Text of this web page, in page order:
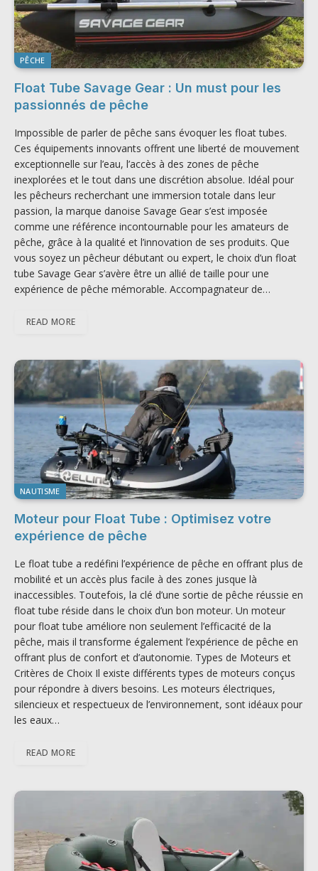
PÊCHE
Float Tube Savage Gear : Un must pour les
passionnés de pêche
Impossible de parler de pêche sans évoquer les float tubes.
Ces équipements innovants offrent une liberté de mouvement
exceptionnelle sur l’eau, l’accès à des zones de pêche
inexplorées et le tout dans une discrétion absolue. Idéal pour
les pêcheurs recherchant une immersion totale dans leur
passion, la marque danoise Savage Gear s’est imposée
comme une référence incontournable pour les amateurs de
pêche, grâce à la qualité et l’innovation de ses produits. Que
vous soyez un pêcheur débutant ou expert, le choix d’un float
tube Savage Gear s’avère être un allié de taille pour une
expérience de pêche mémorable. Accompagnateur de…
READ MORE
NAUTISME
Moteur pour Float Tube : Optimisez votre
expérience de pêche
Le float tube a redéfini l’expérience de pêche en offrant plus de
mobilité et un accès plus facile à des zones jusque là
inaccessibles. Toutefois, la clé d’une sortie de pêche réussie en
float tube réside dans le choix d’un bon moteur. Un moteur
pour float tube améliore non seulement l’efficacité de la
pêche, mais il transforme également l’expérience de pêche en
offrant plus de confort et d’autonomie. Types de Moteurs et
Critères de Choix Il existe différents types de moteurs conçus
pour répondre à divers besoins. Les moteurs électriques,
silencieux et respectueux de l’environnement, sont idéaux pour
les eaux…
READ MORE